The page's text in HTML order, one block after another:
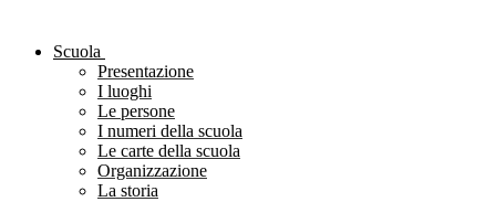
Scuola
Presentazione
I luoghi
Le persone
I numeri della scuola
Le carte della scuola
Organizzazione
La storia